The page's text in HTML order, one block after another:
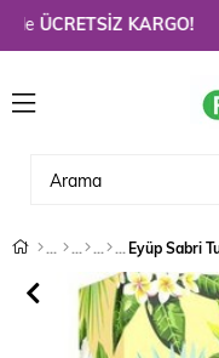
ÜCRETSİZ KARGO!